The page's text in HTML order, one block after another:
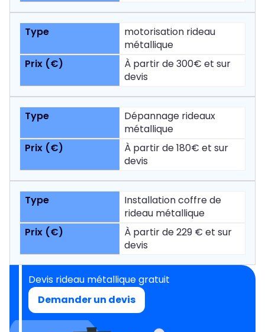
motorisation rideau
métallique
À partir de 300€ et sur
devis
Dépannage rideaux
métallique
À partir de 180€ et sur
devis
Installation coffre de
rideau métallique
À partir de 229 € et sur
devis
Devis rideau métallique gratuit
Demander un devis